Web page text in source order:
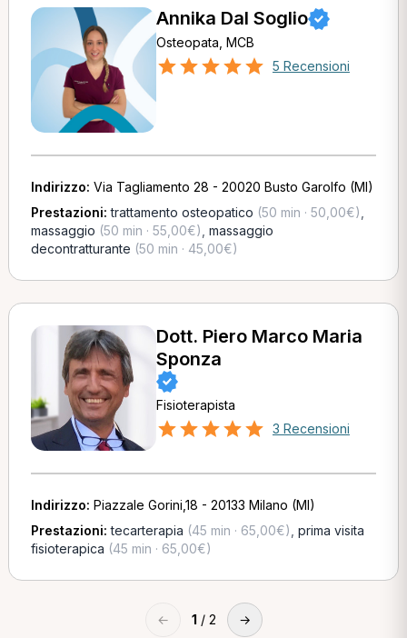
Annika Dal Soglio
Osteopata, MCB
5 Recensioni
Indirizzo: Via Tagliamento 28 - 20020 Busto Garolfo (MI)
Prestazioni:trattamento osteopatico (50 min · 50,00€)
massaggio (50 min · 55,00€) massaggio
decontratturante (50 min · 45,00€)
Dott. Piero Marco Maria
Sponza
Fisioterapista
3 Recensioni
Indirizzo: Piazzale Gorini,18 - 20133 Milano (MI)
Prestazioni:tecarterapia (45 min · 65,00€) prima visita
fisioterapica (45 min · 65,00€)
← 1 / 2 →